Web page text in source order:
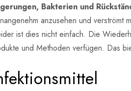
Bakterien und
anzusehen und
ist dies nicht einfach. Die
und Methoden verfügen. Das